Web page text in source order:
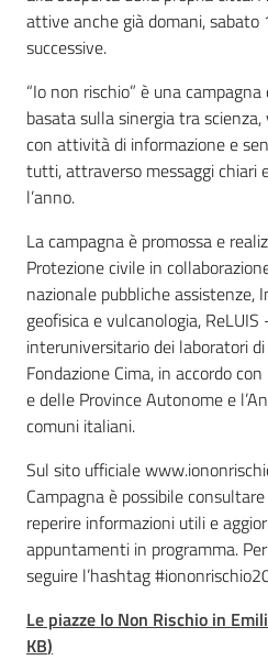
attive anche già domani,
successive.
“Io non rischio” è una
basata sulla sinergia tra
con attività di informazione e
tutti, attraverso messaggi chiari
l’anno.
La campagna è promossa e
Protezione civile in
nazionale pubbliche
geofisica e vulcanologia, ReLUIS
interuniversitario dei laboratori
Fondazione Cima, in accordo
e delle Province Autonome e
comuni italiani.
Sul sito ufficiale
Campagna è possibile
reperire informazioni utili e
appuntamenti in programma.
seguire l’hashtag
Le piazze Io Non Rischio in
KB)